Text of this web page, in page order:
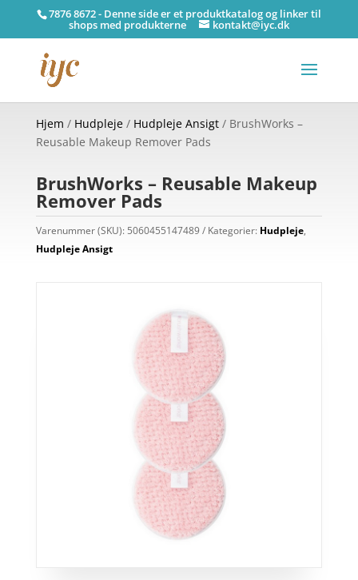
7876 8672 - Denne side er et produktkatalog og linker til
shops med produkterne kontakt@iyc.dk
Hjem / Hudpleje/ Hudpleje Ansigt/ BrushWorks –
Reusable Makeup Remover Pads
BrushWorks – Reusable Makeup
Remover Pads
Varenummer (SKU): 5060455147489 Kategorier: Hudpleje,
Hudpleje Ansigt